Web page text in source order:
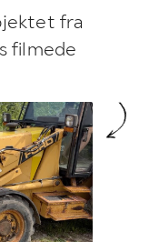
fra
filmede